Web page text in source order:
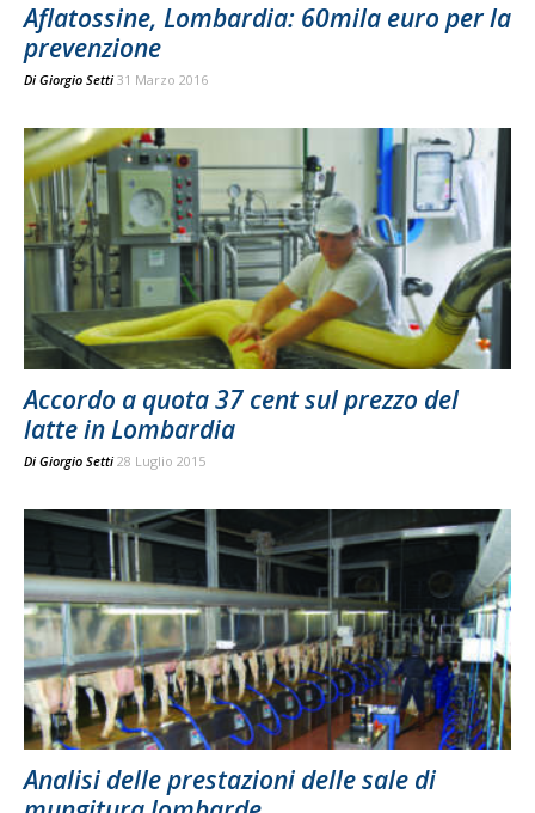
Aflatossine, Lombardia: 60mila euro per la
prevenzione
Di Giorgio Setti 31 Marzo 2016
Accordo a quota 37 cent sul prezzo del
latte in Lombardia
Di Giorgio Setti 28 Luglio 2015
Analisi delle prestazioni delle sale di